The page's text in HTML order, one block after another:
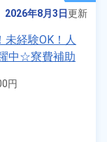
2026年8月3日更新
経験OK！人
中☆寮費補助
》
円